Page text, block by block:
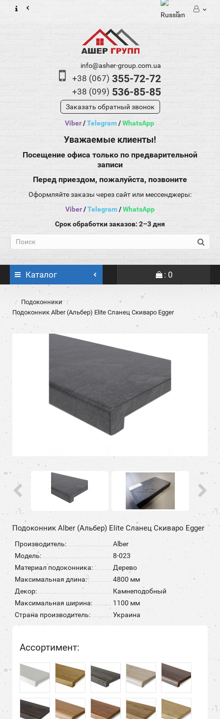
info@asher-group.com.ua
+38 (067) 355-72-72
+38 (099) 536-85-85
Заказать обратный звонок
Viber/Telegram/WhatsApp
Уважаемые клиенты!
Посещение офиса только по предварительной
записи
Перед приездом, пожалуйста, позвоните
Оформляйте заказы через сайт или мессенджеры:
Viber/Telegram/WhatsApp
Срок обработки заказов: 2–3 дня
Каталог : 0
Подоконники
Подоконник Alber (Альбер) Elite Сланец Скиваро Egger
Подоконник Alber (Альбер) Elite Сланец Скиваро Egger
Производитель:
Alber
Модель:
8-023
Материал подоконника:
Дерево
Максимальная длина:
4800 мм
Декор:
Камнеподобный
Максимальная ширина:
1100 мм
Страна производитель:
Украина
Ассортимент: